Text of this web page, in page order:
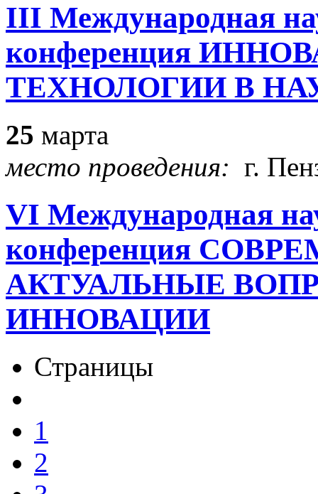
III Международная
конференция
ТЕХНОЛОГИИ В
25 марта
место проведения: г.
VI Международная
конференция
АКТУАЛЬНЫЕ
ИННОВАЦИИ
Страницы
1
2